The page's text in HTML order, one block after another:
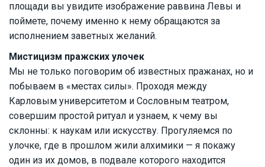
площади вы увидите изображение раввина Левы и
поймете, почему именно к нему обращаются за
исполнением заветных желаний.
Мистицизм пражских улочек
Мы не только поговорим об известных пражанах, но и
побываем в «местах силы». Проходя между
Карловым университетом и Сословным театром,
совершим простой ритуал и узнаем, к чему вы
склонны: к наукам или искусству. Прогуляемся по
улочке, где в прошлом жили алхимики — я покажу
один из их домов, в подвале которого находится